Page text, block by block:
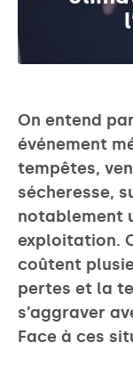
On entend
événement
tempêtes,
sécheresse,
notablement
exploitation.
coûtent
pertes et la
s’aggraver
Face à ces